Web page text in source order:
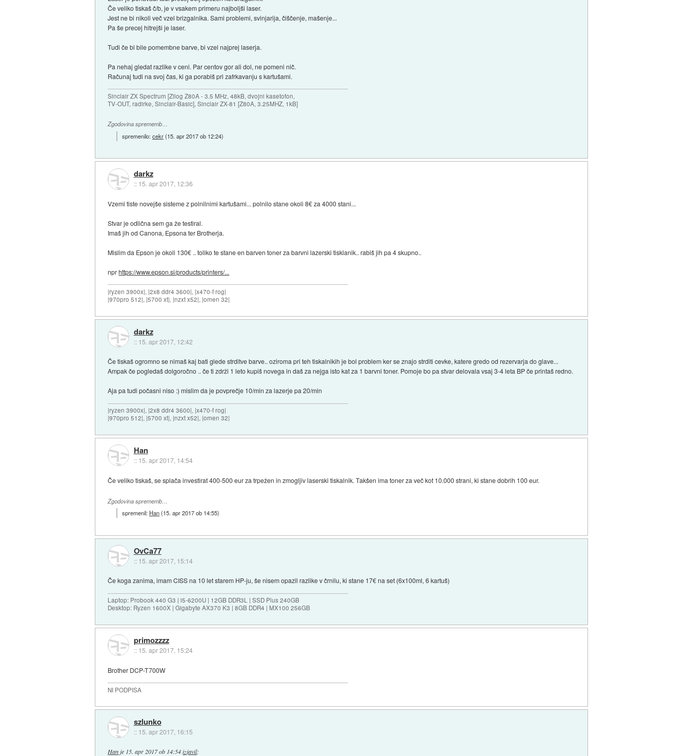
Če veliko tiskaš č/b, je v vsakem primeru najboljši laser.
Jest ne bi nikoli več vzel brizgalnika. Sami problemi, svinjarija, čiščenje, mašenje...
Pa še precej hitrejši je laser.
Tudi če bi bile pomembne barve, bi vzel najprej laserja.
Pa nehaj gledat razlike v ceni. Par centov gor ali dol, ne pomeni nič.
Računaj tudi na svoj čas, ki ga porabiš pri zafrkavanju s kartušami.
Sinclair ZX Spectrum [Zilog Z80A - 3.5 MHz, 48kB, dvojni kasetofon,
TV-OUT, radirke, Sinclair-Basic], Sinclair ZX-81 [Z80A, 3.25MHZ, 1kB]
Zgodovina sprememb…
spremenilo:cekr(15. apr 2017 ob 12:24)
darkz
:: 15. apr 2017, 12:36
Vzemi tiste novejše sisteme z polnilnimi kartušami... polnilo stane okoli 8€ za 4000 stani...
Stvar je odlična sem ga že testiral.
Imaš jih od Canona, Epsona ter Brotherja.
Mislim da Epson je okoli 130€ .. toliko te stane en barven toner za barvni lazerski tisklanik.. rabiš jih pa 4 skupno..
nprhttps://www.epson.si/products/printers/...
|ryzen 3900x|, |2x8 ddr4 3600|, |x470-f rog|
|970pro 512|, |5700 xt|, |nzxt x52|, |omen 32|
darkz
:: 15. apr 2017, 12:42
Če tiskaš ogromno se nimaš kaj bati glede strditve barve.. oziroma pri teh tiskalnikih je bol problem ker se znajo strditi cevke, katere gredo od rezervarja do glave...
Ampak če pogledaš dolgoročno .. če ti zdrži 1 leto kupiš novega in daš za nejga isto kat za 1 barvni toner. Pomoje bo pa stvar delovala vsaj 3-4 leta BP če printaš redno.
Aja pa tudi počasni niso :) mislim da je povprečje 10/min za lazerje pa 20/min
|ryzen 3900x|, |2x8 ddr4 3600|, |x470-f rog|
|970pro 512|, |5700 xt|, |nzxt x52|, |omen 32|
Han
:: 15. apr 2017, 14:54
Če veliko tiskaš, se splača investirat 400-500 eur za trpežen in zmogljiv laserski tiskalnik. Takšen ima toner za več kot 10.000 strani, ki stane dobrih 100 eur.
Zgodovina sprememb…
spremenil: Han(15. apr 2017 ob 14:55)
OvCa77
:: 15. apr 2017, 15:14
Če koga zanima, imam CISS na 10 let starem HP-ju, še nisem opazil razlike v črnilu, ki stane 17€ na set (6x100ml, 6 kartuš)
Laptop: Probook 440 G3 | i5-6200U | 12GB DDR3L | SSD Plus 240GB
Desktop: Ryzen 1600X | Gigabyte AX370 K3 | 8GB DDR4 | MX100 256GB
primozzzz
:: 15. apr 2017, 15:24
Brother DCP-T700W
NI PODPISA
szlunko
:: 15. apr 2017, 16:15
Han je 15. apr 2017 ob 14:54 izjavil: